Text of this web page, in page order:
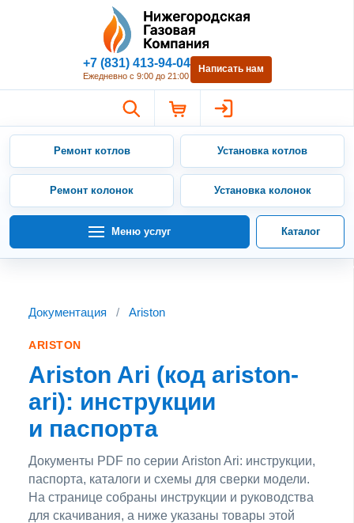
Нижегородская Газовая
+7 (831) 413-94-04
Ежедневно с 9:00 до 21:00
Написать нам
Ремонт котлов Установка котлов
Ремонт колонок Установка колонок
Меню услуг Каталог
Документация / Ariston
ARISTON
Ariston Ari (код ariston-
ari): инструкции
и паспорта
Документы PDF по серии Ariston Ari: инструкции,
паспорта, каталоги и схемы для сверки модели.
На странице собраны инструкции и руководства
для скачивания, а ниже указаны товары этой